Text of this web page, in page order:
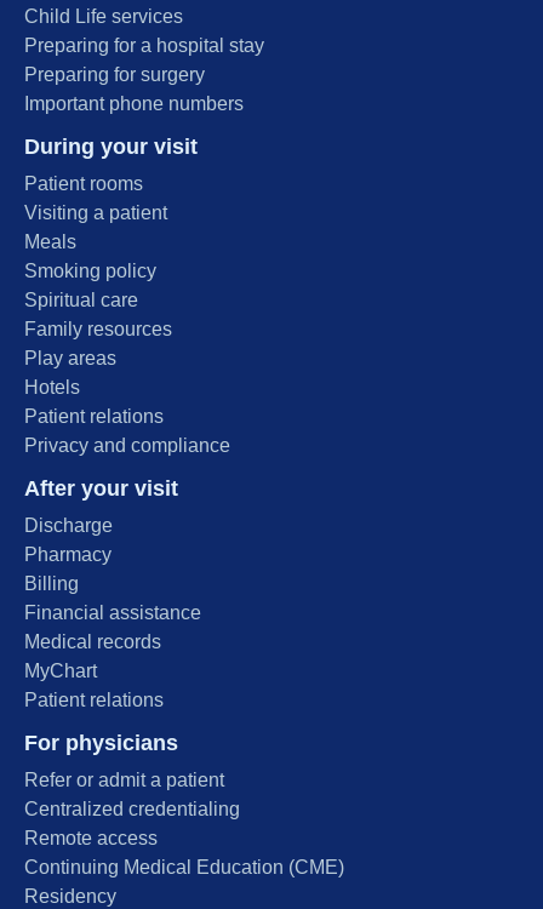
Child Life services
Preparing for a hospital stay
Preparing for surgery
Important phone numbers
During your visit
Patient rooms
Visiting a patient
Meals
Smoking policy
Spiritual care
Family resources
Play areas
Hotels
Patient relations
Privacy and compliance
After your visit
Discharge
Pharmacy
Billing
Financial assistance
Medical records
MyChart
Patient relations
For physicians
Refer or admit a patient
Centralized credentialing
Remote access
Continuing Medical Education (CME)
Residency